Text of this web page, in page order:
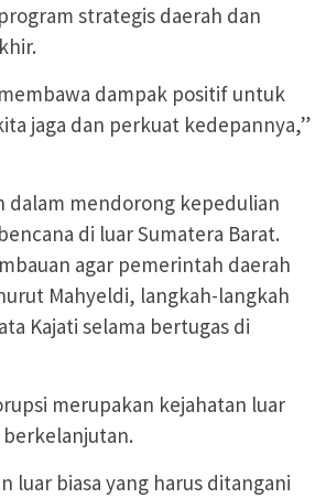
strategis daerah dan
dampak positif untuk
jaga dan perkuat kedepannya,”
dalam mendorong kepedulian
di luar Sumatera Barat.
agar pemerintah daerah
Mahyeldi, langkah-langkah
Kajati selama bertugas di
merupakan kejahatan luar
berkelanjutan.
luar biasa yang harus ditangani